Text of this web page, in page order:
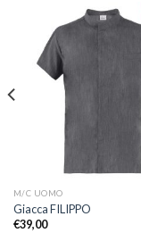
M/C UOMO
Giacca FILIPPO
€39,00